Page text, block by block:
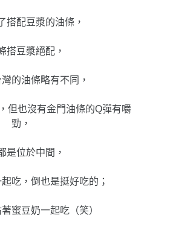
搭配豆漿的油條，
搭豆漿絕配，
的油條略有不同，
但也沒有金門油條的Q彈有嚼
勁，
是位於中間，
吃，倒也是挺好吃的；
蜜豆奶一起吃（笑）